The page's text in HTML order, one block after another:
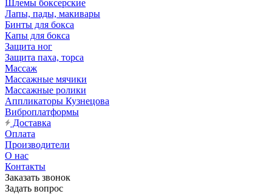
Шлемы боксерские
Лапы, пады, макивары
Бинты для бокса
Капы для бокса
Защита ног
Защита паха, торса
Массаж
Массажные мячики
Массажные ролики
Аппликаторы Кузнецова
Виброплатформы
Доставка
Оплата
Производители
О нас
Контакты
Заказать звонок
Задать вопрос